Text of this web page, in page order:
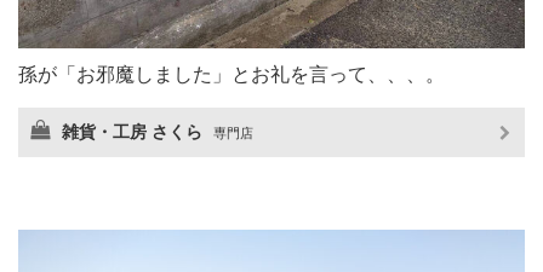
孫が「お邪魔しました」とお礼を言って、、、。
雑貨・工房 さくら 専門店